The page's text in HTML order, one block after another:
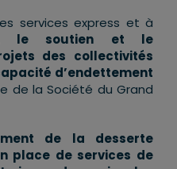
services express et à
le soutien et le
des collectivités
d’endettement
de la Société du Grand
de la desserte
place de services de